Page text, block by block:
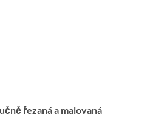
řezaná a malovaná